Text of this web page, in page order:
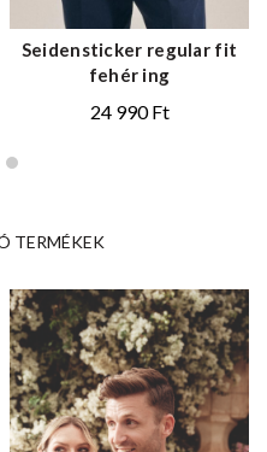
Seidensticker regular fit
fehér ing
24 990Ft
TERMÉKEK